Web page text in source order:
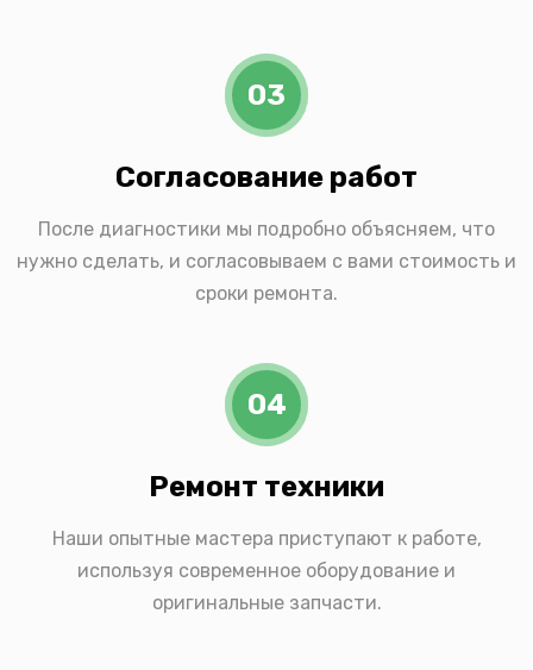
03
Согласование работ
После диагностики мы подробно объясняем, что
нужно сделать, и согласовываем с вами стоимость и
сроки ремонта.
04
Ремонт техники
Наши опытные мастера приступают к работе,
используя современное оборудование и
оригинальные запчасти.